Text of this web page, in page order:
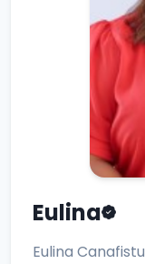
Eulina
Eulina